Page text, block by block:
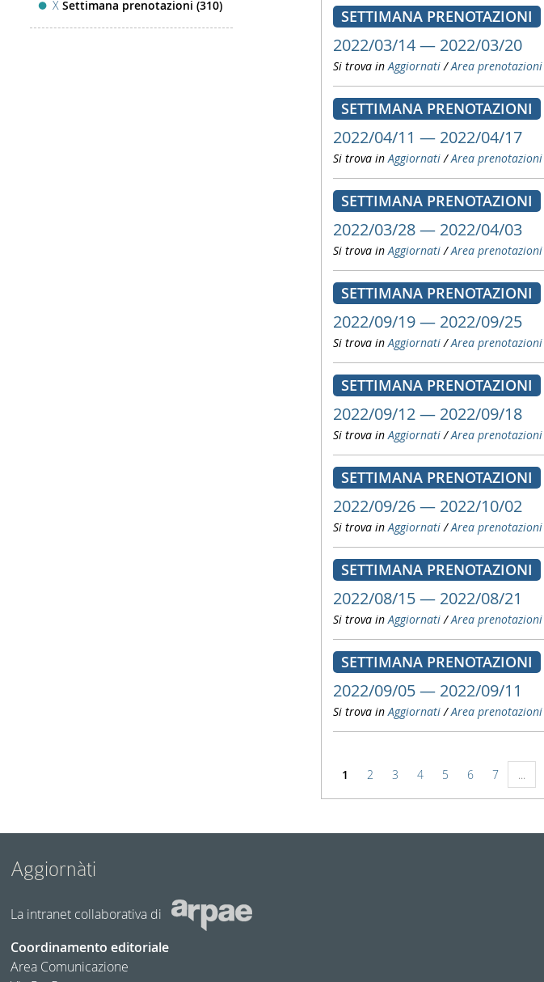
X Settimana prenotazioni (310)
SETTIMANA PRENOTAZIONI
2022/03/14 — 2022/03/20
Si trova in Aggiornati /Area prenotazioni
SETTIMANA PRENOTAZIONI
2022/04/11 — 2022/04/17
Si trova in Aggiornati /Area prenotazioni
SETTIMANA PRENOTAZIONI
2022/03/28 — 2022/04/03
Si trova in Aggiornati /Area prenotazioni
SETTIMANA PRENOTAZIONI
2022/09/19 — 2022/09/25
Si trova in Aggiornati /Area prenotazioni
SETTIMANA PRENOTAZIONI
2022/09/12 — 2022/09/18
Si trova in Aggiornati /Area prenotazioni
SETTIMANA PRENOTAZIONI
2022/09/26 — 2022/10/02
Si trova in Aggiornati /Area prenotazioni
SETTIMANA PRENOTAZIONI
2022/08/15 — 2022/08/21
Si trova in Aggiornati /Area prenotazioni
SETTIMANA PRENOTAZIONI
2022/09/05 — 2022/09/11
Si trova in Aggiornati /Area prenotazioni
1 2 3 4 5 6 7 ...
Aggiornàti
La intranet collaborativa di
Coordinamento editoriale
Area Comunicazione